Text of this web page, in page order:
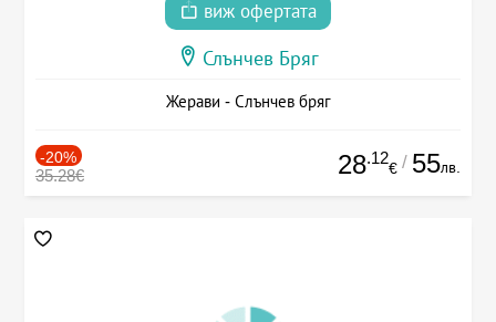
виж офертата
Слънчев Бряг
Жерави - Слънчев бряг
-20%
35.28€ 28.12
€ / 55лв.